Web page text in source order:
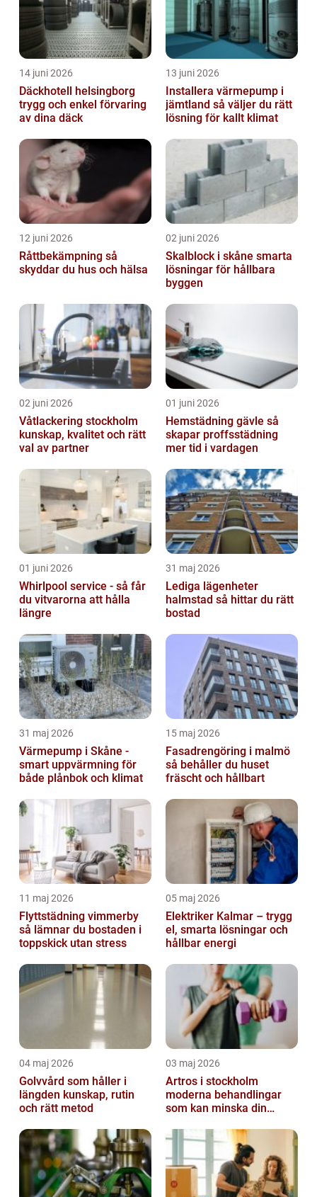
14 juni 2026
Däckhotell helsingborg
trygg och enkel förvaring
av dina däck
13 juni 2026
Installera värmepump i
jämtland så väljer du rätt
lösning för kallt klimat
12 juni 2026
Råttbekämpning så
skyddar du hus och hälsa
02 juni 2026
Skalblock i skåne smarta
lösningar för hållbara
byggen
02 juni 2026
Våtlackering stockholm
kunskap, kvalitet och rätt
val av partner
01 juni 2026
Hemstädning gävle så
skapar proffsstädning
mer tid i vardagen
01 juni 2026
Whirlpool service - så får
du vitvarorna att hålla
längre
31 maj 2026
Lediga lägenheter
halmstad så hittar du rätt
bostad
31 maj 2026
Värmepump i Skåne -
smart uppvärmning för
både plånbok och klimat
15 maj 2026
Fasadrengöring i malmö
så behåller du huset
fräscht och hållbart
11 maj 2026
Flyttstädning vimmerby
så lämnar du bostaden i
toppskick utan stress
05 maj 2026
Elektriker Kalmar – trygg
el, smarta lösningar och
hållbar energi
04 maj 2026
Golvvård som håller i
längden kunskap, rutin
och rätt metod
03 maj 2026
Artros i stockholm
moderna behandlingar
som kan minska din